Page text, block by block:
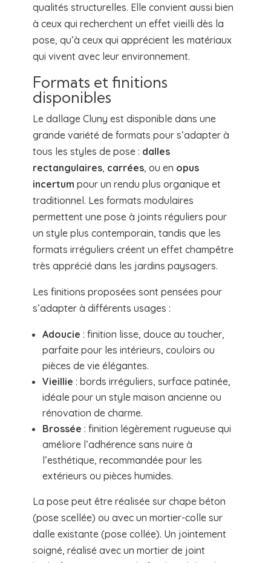
qualités structurelles. Elle convient aussi bien
à ceux qui recherchent un effet vieilli dès la
pose, qu’à ceux qui apprécient les matériaux
qui vivent avec leur environnement.
Formats et finitions
disponibles
Le dallage Cluny est disponible dans une
grande variété de formats pour s’adapter à
tous les styles de pose : dalles
rectangulaires, carrées, ou en opus
incertum pour un rendu plus organique et
traditionnel. Les formats modulaires
permettent une pose à joints réguliers pour
un style plus contemporain, tandis que les
formats irréguliers créent un effet champêtre
très apprécié dans les jardins paysagers.
Les finitions proposées sont pensées pour
s’adapter à différents usages :
Adoucie : finition lisse, douce au toucher,
parfaite pour les intérieurs, couloirs ou
pièces de vie élégantes.
Vieillie : bords irréguliers, surface patinée,
idéale pour un style maison ancienne ou
rénovation de charme.
Brossée : finition légèrement rugueuse qui
améliore l’adhérence sans nuire à
l’esthétique, recommandée pour les
extérieurs ou pièces humides.
La pose peut être réalisée sur chape béton
(pose scellée) ou avec un mortier-colle sur
dalle existante (pose collée). Un jointement
soigné, réalisé avec un mortier de joint